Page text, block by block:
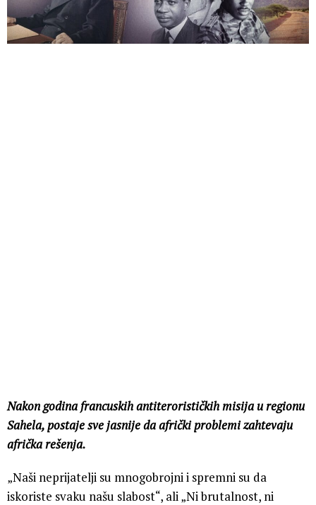
Nakon godina francuskih antiterorističkih misija u regionu
Sahela, postaje sve jasnije da afrički problemi zahtevaju
afrička rešenja.
„Naši neprijatelji su mnogobrojni i spremni su da
iskoriste svaku našu slabost“, ali „Ni brutalnost, ni